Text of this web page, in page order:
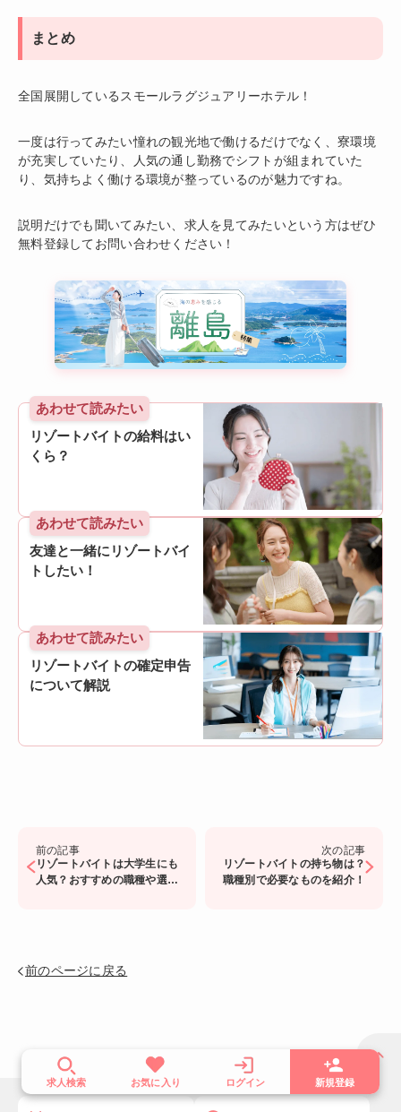
求人検索 お気に入り ログイン 新規登録
まとめ
全国展開しているスモールラグジュアリーホテル！
一度は行ってみたい憧れの観光地で働けるだけでなく、寮環境
が充実していたり、人気の通し勤務でシフトが組まれていた
り、気持ちよく働ける環境が整っているのが魅力ですね。
説明だけでも聞いてみたい、求人を見てみたいという方はぜひ
無料登録してお問い合わせください！
あわせて読みたい
リゾートバイトの給料はい
くら？
あわせて読みたい
友達と一緒にリゾートバイ
トしたい！
あわせて読みたい
リゾートバイトの確定申告
について解説
前の記事
リゾートバイトは大学生にも
人気？おすすめの職種や選び
次の記事
リゾートバイトの持ち物は？
職種別で必要なものを紹介！
前のページに戻る